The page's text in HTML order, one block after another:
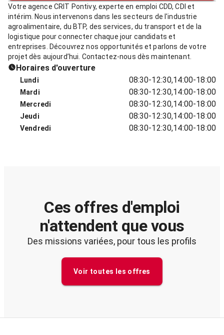
Votre agence CRIT Pontivy, experte en emploi CDD, CDI et
intérim. Nous intervenons dans les secteurs de l'industrie
agroalimentaire, du BTP, des services, du transport et de la
logistique pour connecter chaque jour candidats et
entreprises. Découvrez nos opportunités et parlons de votre
projet dès aujourd’hui. Contactez-nous dès maintenant.
Horaires d'ouverture
Lundi 08:30-12:30,14:00-18:00
Mardi 08:30-12:30,14:00-18:00
Mercredi 08:30-12:30,14:00-18:00
Jeudi 08:30-12:30,14:00-18:00
Vendredi 08:30-12:30,14:00-18:00
Ces offres d'emploi
n'attendent que vous
Des missions variées, pour tous les profils
Voir toutes les offres